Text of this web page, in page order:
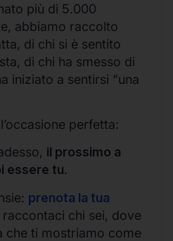
più di 5.000
abbiamo raccolto
di chi si è sentito
di chi ha smesso di
iniziato a sentirsi “una
perfetta:
il prossimo a
essere tu.
prenota la tua
raccontaci chi sei, dove
che ti mostriamo come